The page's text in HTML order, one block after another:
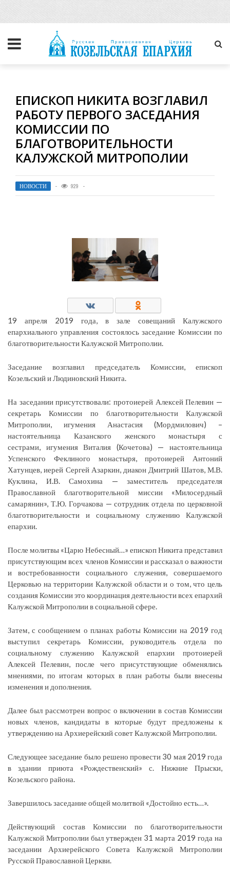
ЕПИСКОП НИКИТА ВОЗГЛАВИЛ
РАБОТУ ПЕРВОГО ЗАСЕДАНИЯ
КОМИССИИ ПО
БЛАГОТВОРИТЕЛЬНОСТИ
КАЛУЖСКОЙ МИТРОПОЛИИ
НОВОСТИ 929
19 апреля 2019 года, в зале совещаний Калужского
епархиального управления состоялось заседание Комиссии по
благотворительности Калужской Митрополии.
Заседание возглавил председатель Комиссии, епископ
Козельский и Людиновский Никита.
На заседании присутствовали: протоиерей Алексей Пелевин —
секретарь Комиссии по благотворительности Калужской
Митрополии, игумения Анастасия (Мордмилович) –
настоятельница Казанского женского монастыря с
сестрами, игумения Виталия (Кочетова) — настоятельница
Успенского Феклиного монастыря, протоиерей Антоний
Хатунцев, иерей Сергей Азаркин, диакон Дмитрий Шатов, М.В.
Куклина, И.В. Самохина — заместитель председателя
Православной благотворительной миссии «Милосердный
самарянин», Т.Ю. Горчакова — сотрудник отдела по церковной
благотворительности и социальному служению Калужской
епархии.
После молитвы «Царю Небесный…» епископ Никита представил
присутствующим всех членов Комиссии и рассказал о важности
и востребованности социального служения, совершаемого
Церковью на территории Калужской области и о том, что цель
создания Комиссии это координация деятельности всех епархий
Калужской Митрополии в социальной сфере.
Затем, с сообщением о планах работы Комиссии на 2019 год
выступил секретарь Комиссии, руководитель отдела по
социальному служению Калужской епархии протоиерей
Алексей Пелевин, после чего присутствующие обменялись
мнениями, по итогам которых в план работы были внесены
изменения и дополнения.
Далее был рассмотрен вопрос о включении в состав Комиссии
новых членов, кандидаты в которые будут предложены к
утверждению на Архиерейский совет Калужской Митрополии.
Следующее заседание было решено провести 30 мая 2019 года
в здании приюта «Рождественский» с. Нижние Прыски,
Козельского района.
Завершилось заседание общей молитвой «Достойно есть…».
Действующий состав Комиссии по благотворительности
Калужской Митрополии был утвержден 31 марта 2019 года на
заседании Архиерейского Совета Калужской Митрополии
Русской Православной Церкви.